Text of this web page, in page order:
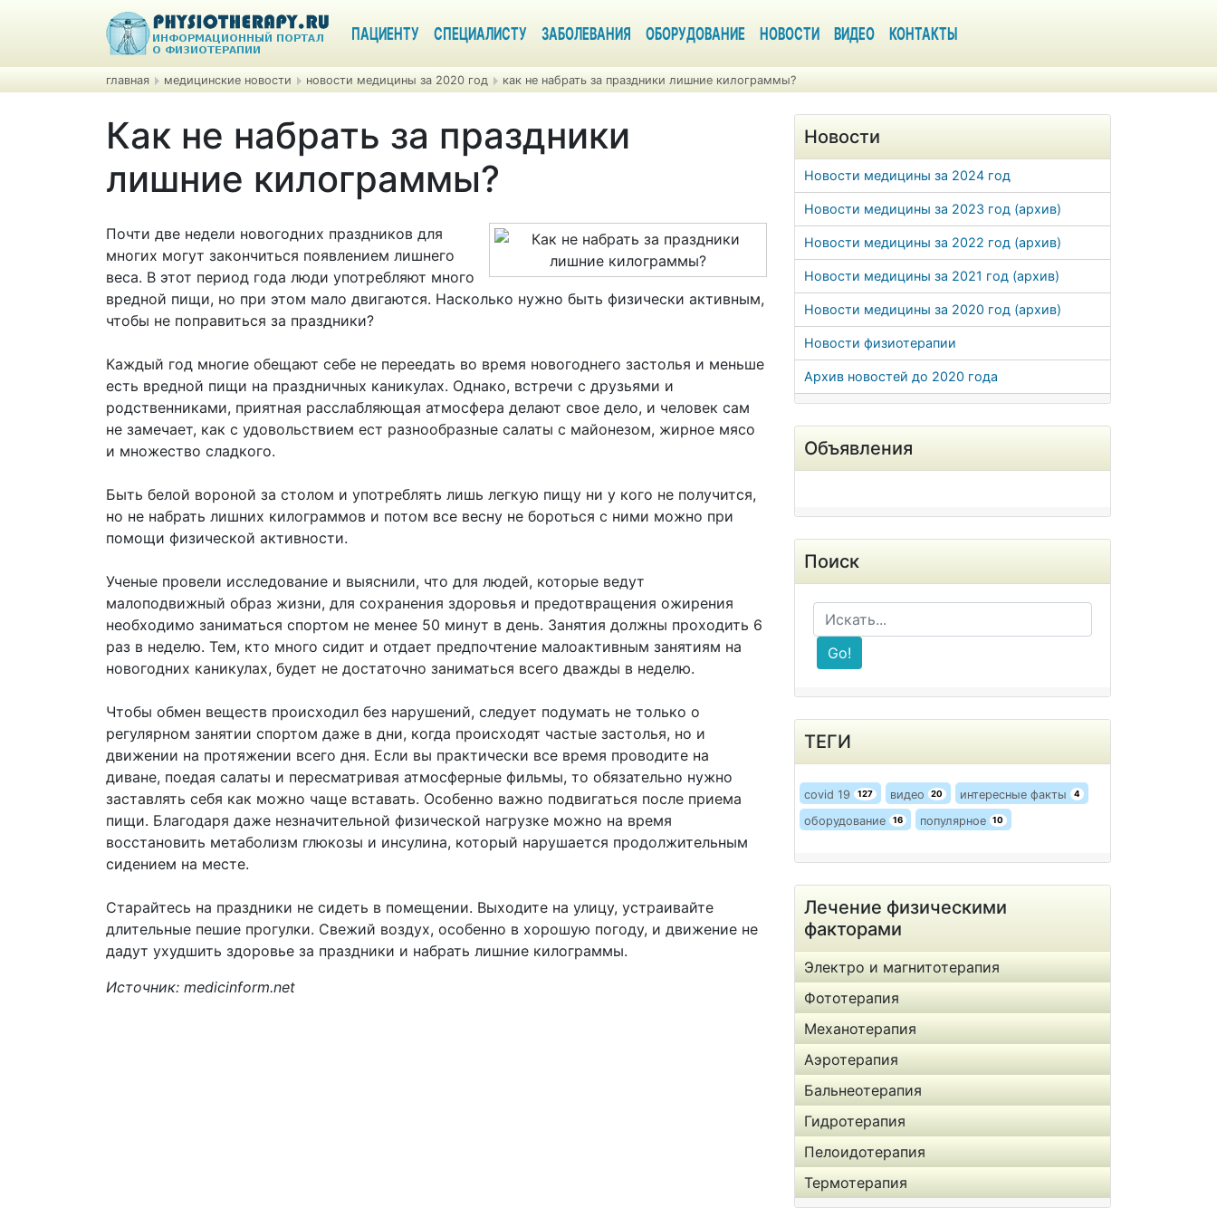
ПАЦИЕНТУ СПЕЦИАЛИСТУ ЗАБОЛЕВАНИЯ ОБОРУДОВАНИЕ НОВОСТИ ВИДЕО КОНТАКТЫ
главная медицинские новости новости медицины за 2020 год как не набрать за праздники лишние килограммы?
Как не набрать за праздники
лишние килограммы?
Почти две недели новогодних праздников для
многих могут закончиться появлением лишнего
веса. В этот период года люди употребляют много
вредной пищи, но при этом мало двигаются. Насколько нужно быть физически активным,
чтобы не поправиться за праздники?
Каждый год многие обещают себе не переедать во время новогоднего застолья и меньше
есть вредной пищи на праздничных каникулах. Однако, встречи с друзьями и
родственниками, приятная расслабляющая атмосфера делают свое дело, и человек сам
не замечает, как с удовольствием ест разнообразные салаты с майонезом, жирное мясо
и множество сладкого.
Быть белой вороной за столом и употреблять лишь легкую пищу ни у кого не получится,
но не набрать лишних килограммов и потом все весну не бороться с ними можно при
помощи физической активности.
Ученые провели исследование и выяснили, что для людей, которые ведут
малоподвижный образ жизни, для сохранения здоровья и предотвращения ожирения
необходимо заниматься спортом не менее 50 минут в день. Занятия должны проходить 6
раз в неделю. Тем, кто много сидит и отдает предпочтение малоактивным занятиям на
новогодних каникулах, будет не достаточно заниматься всего дважды в неделю.
Чтобы обмен веществ происходил без нарушений, следует подумать не только о
регулярном занятии спортом даже в дни, когда происходят частые застолья, но и
движении на протяжении всего дня. Если вы практически все время проводите на
диване, поедая салаты и пересматривая атмосферные фильмы, то обязательно нужно
заставлять себя как можно чаще вставать. Особенно важно подвигаться после приема
пищи. Благодаря даже незначительной физической нагрузке можно на время
восстановить метаболизм глюкозы и инсулина, который нарушается продолжительным
сидением на месте.
Старайтесь на праздники не сидеть в помещении. Выходите на улицу, устраивайте
длительные пешие прогулки. Свежий воздух, особенно в хорошую погоду, и движение не
дадут ухудшить здоровье за праздники и набрать лишние килограммы.
Источник: medicinform.net
Новости
Новости медицины за 2024 год
Новости медицины за 2023 год (архив)
Новости медицины за 2022 год (архив)
Новости медицины за 2021 год (архив)
Новости медицины за 2020 год (архив)
Новости физиотерапии
Архив новостей до 2020 года
Объявления
Поиск
Go!
ТЕГИ
covid 19 127 видео 20 интересные факты 4
оборудование 16 популярное 10
Лечение физическими
факторами
Электро и магнитотерапия
Фототерапия
Механотерапия
Аэротерапия
Бальнеотерапия
Гидротерапия
Пелоидотерапия
Термотерапия